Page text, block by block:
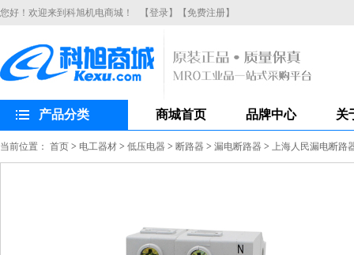
您好！欢迎来到科旭机电商城！ 【登录】 【免费注册】
产品分类 商城首页 品牌中心 关
当前位置： 首页 > 电工器材 > 低压电器 > 断路器 > 漏电断路器 > 上海人民漏电断路